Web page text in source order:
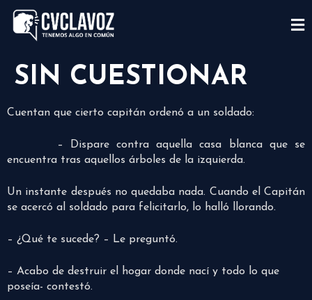
SIN CUESTIONAR
Cuentan que cierto capitán ordenó a un soldado:
– Dispare contra aquella casa blanca que se
encuentra tras aquellos árboles de la izquierda.
Un instante después no quedaba nada. Cuando el Capitán
se acercó al soldado para felicitarlo, lo halló llorando.
– ¿Qué te sucede? – Le preguntó.
– Acabo de destruir el hogar donde nací y todo lo que
poseía- contestó.